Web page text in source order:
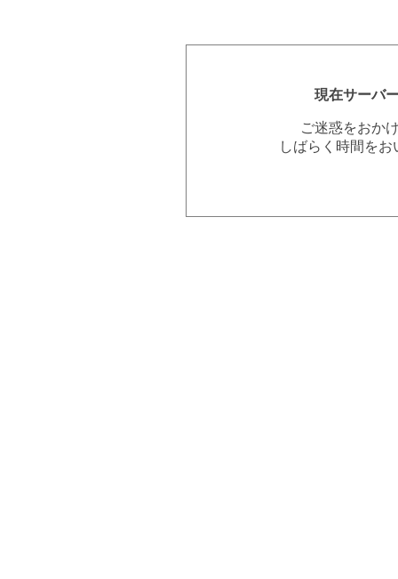
現在サーバ
ご迷惑をおか
しばらく時間を